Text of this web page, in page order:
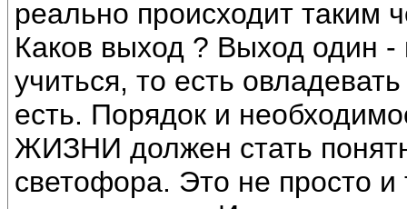
реально происходит таким
Каков выход ? Выход один -
учиться, то есть
есть. Порядок и
ЖИЗНИ должен стать
светофора. Это не просто